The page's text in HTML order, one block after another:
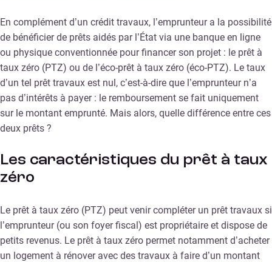
En complément d’un crédit travaux, l’emprunteur a la possibilité
de bénéficier de prêts aidés par l’État via une banque en ligne
ou physique conventionnée pour financer son projet : le prêt à
taux zéro (PTZ) ou de l’éco-prêt à taux zéro (éco-PTZ). Le taux
d’un tel prêt travaux est nul, c’est-à-dire que l’emprunteur n’a
pas d’intérêts à payer : le remboursement se fait uniquement
sur le montant emprunté. Mais alors, quelle différence entre ces
deux prêts ?
Les caractéristiques du prêt à taux
zéro
Le prêt à taux zéro (PTZ) peut venir compléter un prêt travaux si
l’emprunteur (ou son foyer fiscal) est propriétaire et dispose de
petits revenus. Le prêt à taux zéro permet notamment d’acheter
un logement à rénover avec des travaux à faire d’un montant